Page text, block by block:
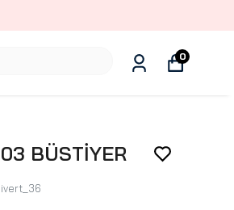
0
BÜSTİYER